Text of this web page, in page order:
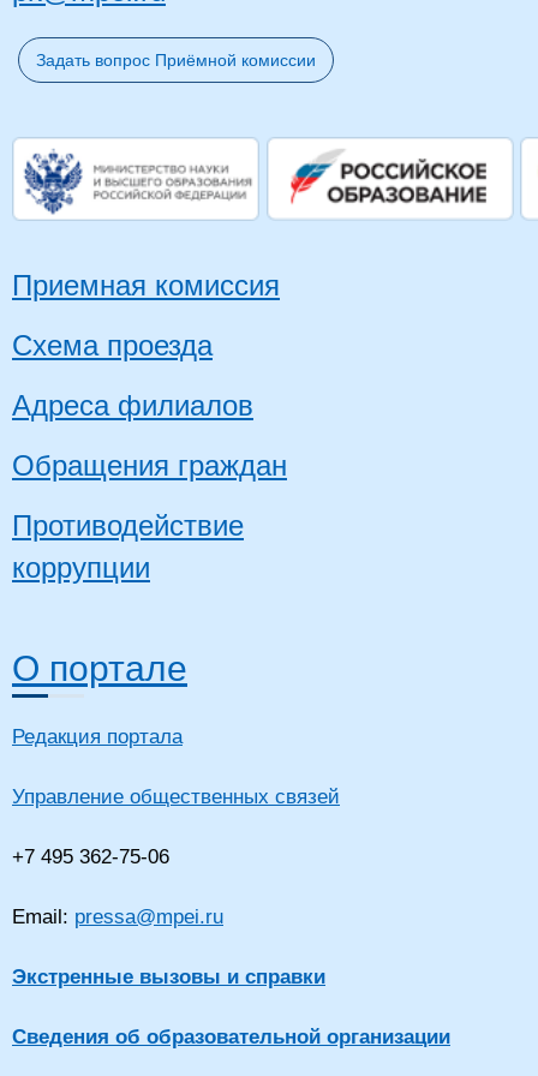
Задать вопрос Приёмной комиссии
Приемная комиссия
Схема проезда
Адреса филиалов
Обращения граждан
Противодействие
коррупции
О портале
Редакция портала
Управление общественных связей
+7 495 362-75-06
Email: pressa@mpei.ru
Экстренные вызовы и справки
Сведения об образовательной организации